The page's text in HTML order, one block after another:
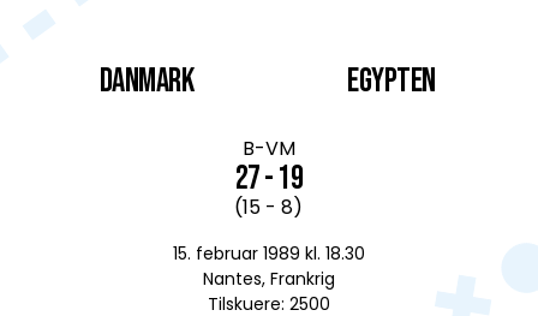
DANMARK
B-VM
27 - 19
(15 - 8)
15. februar 1989 kl. 18.30
Nantes, Frankrig
Tilskuere: 2500
Egypten